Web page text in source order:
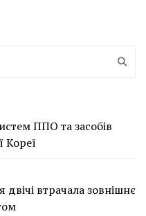
ППО та засобів
Кореї
втрачала зовнішнє